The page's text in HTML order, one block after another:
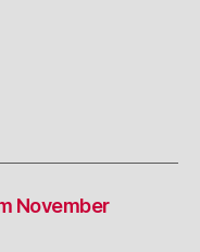
November